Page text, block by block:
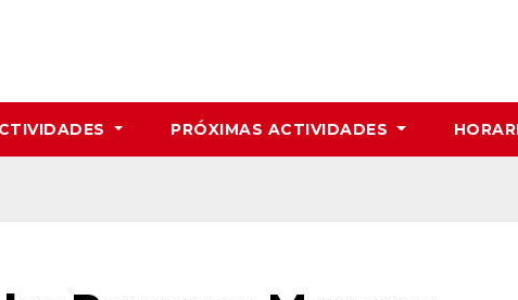
PRÓXIMAS ACTIVIDADES